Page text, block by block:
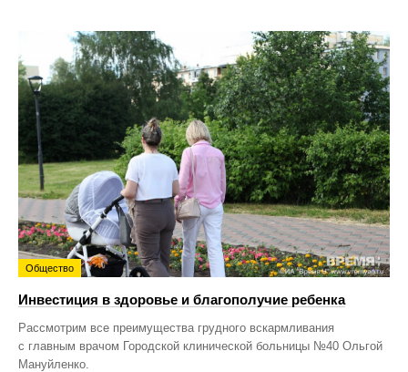
Общество
Инвестиция в здоровье и благополучие ребенка
Рассмотрим все преимущества грудного вскармливания
с главным врачом Городской клинической больницы №40 Ольгой
Мануйленко.